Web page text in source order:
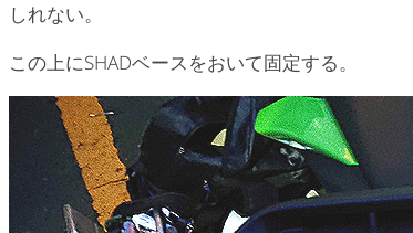
しれない。
この上にSHADベースをおいて固定する。